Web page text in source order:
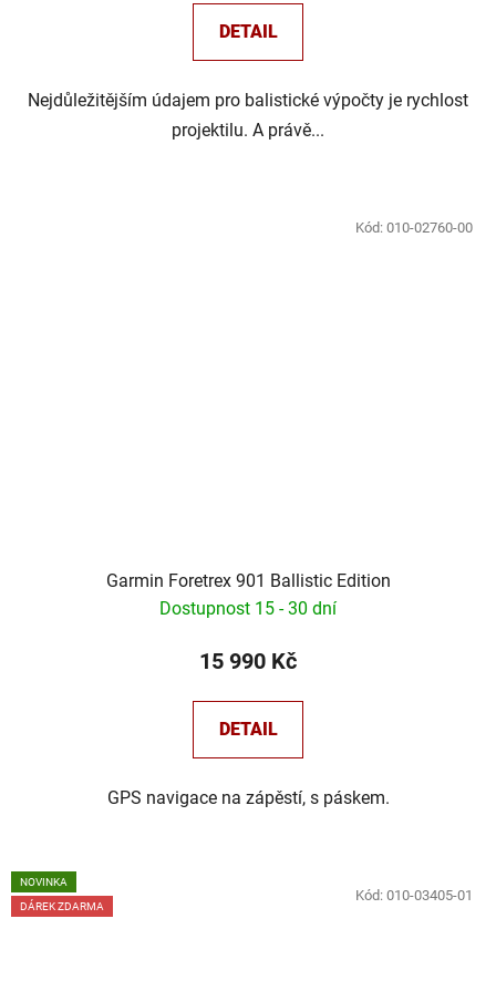
DETAIL
Nejdůležitějším údajem pro balistické výpočty je rychlost
projektilu. A právě...
Garmin Foretrex 901 Ballistic Edition
Dostupnost 15 - 30 dní
15 990 Kč
DETAIL
GPS navigace na zápěstí, s páskem.
Kód: 010-02760-00
NOVINKA
DÁREK ZDARMA
Kód: 010-03405-01